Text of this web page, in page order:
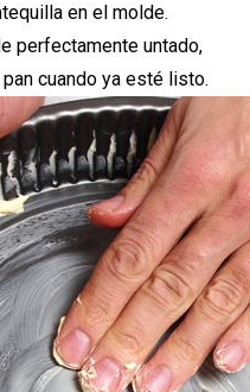
en el molde.
perfectamente untado,
cuando ya esté listo.